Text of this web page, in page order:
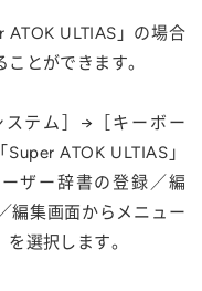
ATOK ULTIAS」の場合
とができます。
テム］→［キーボー
ATOK ULTIAS」
ザー辞書の登録／編
編集画面からメニュー
選択します。